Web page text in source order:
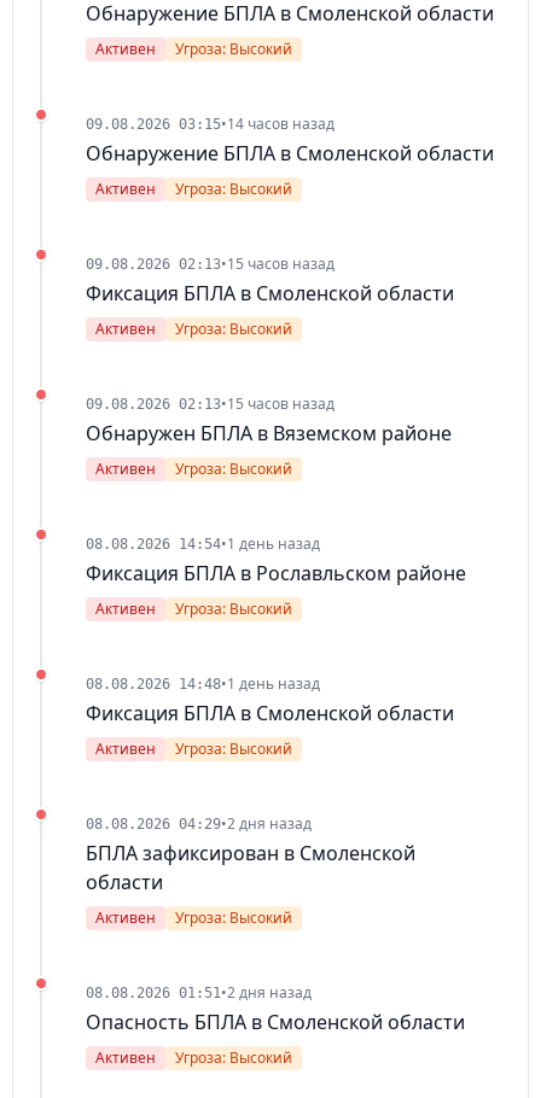
Обнаружение БПЛА в Смоленской области
Активен Угроза: Высокий
09.08.2026 03:15•14 часов назад
Обнаружение БПЛА в Смоленской области
Активен Угроза: Высокий
09.08.2026 02:13•15 часов назад
Фиксация БПЛА в Смоленской области
Активен Угроза: Высокий
09.08.2026 02:13•15 часов назад
Обнаружен БПЛА в Вяземском районе
Активен Угроза: Высокий
08.08.2026 14:54•1 день назад
Фиксация БПЛА в Рославльском районе
Активен Угроза: Высокий
08.08.2026 14:48•1 день назад
Фиксация БПЛА в Смоленской области
Активен Угроза: Высокий
08.08.2026 04:29•2 дня назад
БПЛА зафиксирован в Смоленской
области
Активен Угроза: Высокий
08.08.2026 01:51•2 дня назад
Опасность БПЛА в Смоленской области
Активен Угроза: Высокий